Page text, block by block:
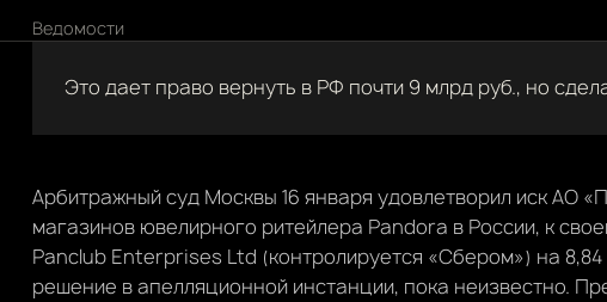
Ведомости
Это дает право вернуть в РФ почти 9 млрд руб., но
Арбитражный суд Москвы 16 января удовлетворил иск АО
магазинов ювелирного ритейлера Pandora в России, к
Panclub Enterprises Ltd (контролируется «Сбером») на
решение в апелляционной инстанции, пока неизвестно.